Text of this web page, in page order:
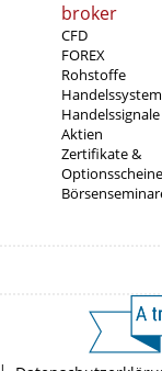
broker
CFD
FOREX
Rohstoffe
Handelssignale
Aktien
Zertifikate &
Optionsscheine